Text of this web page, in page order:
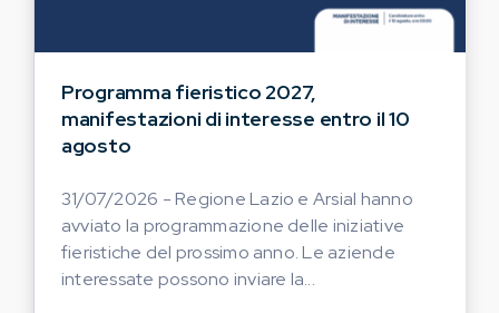
Programma fieristico 2027,
manifestazioni di interesse entro il 10
agosto
31/07/2026 - Regione Lazio e Arsial hanno
avviato la programmazione delle iniziative
fieristiche del prossimo anno. Le aziende
interessate possono inviare la...